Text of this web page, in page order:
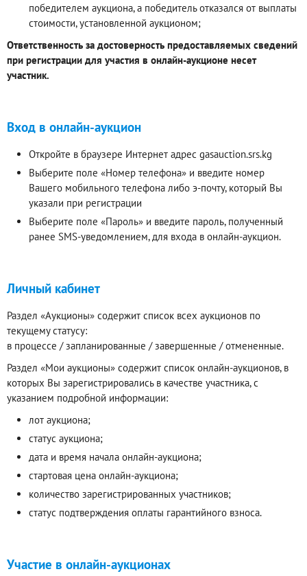
победителем аукциона, а победитель отказался от выплаты
стоимости, установленной аукционом;
Ответственность за достоверность предоставляемых сведений
при регистрации для участия в онлайн-аукционе несет
участник.
Вход в онлайн-аукцион
Откройте в браузере Интернет адрес gasauction.srs.kg
Выберите поле «Номер телефона» и введите номер
Вашего мобильного телефона либо э-почту, который Вы
указали при регистрации
Выберите поле «Пароль» и введите пароль, полученный
ранее SMS-уведомлением, для входа в онлайн-аукцион.
Личный кабинет
Раздел «Аукционы» содержит список всех аукционов по
текущему статусу:
в процессе / запланированные / завершенные / отмененные.
Раздел «Мои аукционы» содержит список онлайн-аукционов, в
которых Вы зарегистрировались в качестве участника, с
указанием подробной информации:
лот аукциона;
статус аукциона;
дата и время начала онлайн-аукциона;
стартовая цена онлайн-аукциона;
количество зарегистрированных участников;
статус подтверждения оплаты гарантийного взноса.
Участие в онлайн-аукционах